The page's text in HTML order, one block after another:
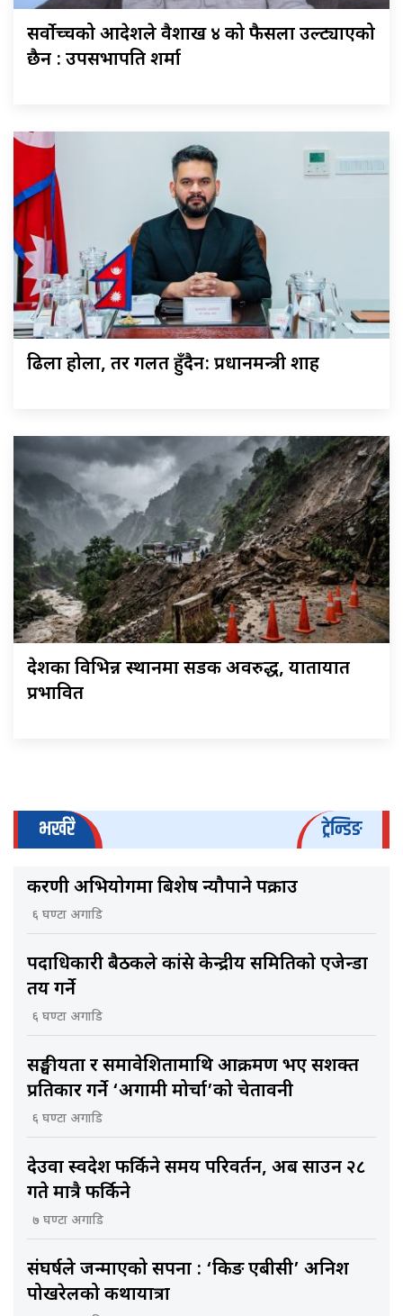
सर्वोच्चको आदेशले वैशाख ४ को फैसला उल्ट्याएको
छैन : उपसभापति शर्मा
ढिला होला, तर गलत हुँदैन: प्रधानमन्त्री शाह
देशका विभिन्न स्थानमा सडक अवरुद्ध, यातायात
प्रभावित
भर्खरै ट्रेन्डिङ
करणी अभियोगमा बिशेष न्यौपाने पक्राउ
६ घण्टा अगाडि
पदाधिकारी बैठकले कांग्रेस केन्द्रीय समितिकाे एजेन्डा
तय गर्ने
६ घण्टा अगाडि
सङ्घीयता र समावेशितामाथि आक्रमण भए सशक्त
प्रतिकार गर्ने ‘अग्रगामी मोर्चा’को चेतावनी
६ घण्टा अगाडि
देउवा स्वदेश फर्किने समय परिवर्तन, अब साउन २८
गते मात्रै फर्किने
७ घण्टा अगाडि
संघर्षले जन्माएको सपना : ‘किङ एबीसी’ अनिश
पोखरेलको कथायात्रा